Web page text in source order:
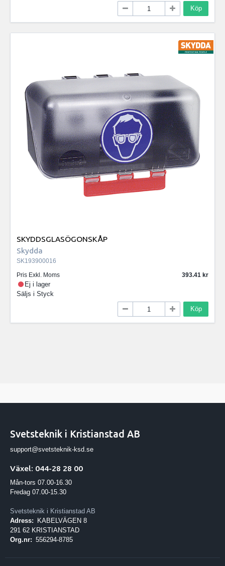
Köp
SKYDDSGLASÖGONSKÅP
Skydda
SK193900016
Pris Exkl. Moms
393.41
Ej i lager
Säljs i Styck
Köp
Svetsteknik i Kristianstad AB
support@svetsteknik-ksd.se
Växel: 044-28 28 00
Mån-tors 07.00-16.30
Fredag 07.00-15.30
Svetsteknik i Kristianstad AB
Adress: KABELVÄGEN 8
291 62 KRISTIANSTAD
Org.nr: 556294-8785